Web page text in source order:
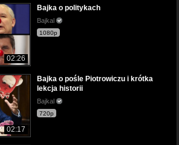
02:26
Bajka o politykach
Bajkal
1080p
02:17
Bajka o pośle Piotrowiczu i krótka
lekcja historii
Bajkal
720p